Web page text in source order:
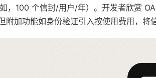
，100 个信封/用户/年）。开发者欣赏
附加功能如身份验证引入按使用费用，将